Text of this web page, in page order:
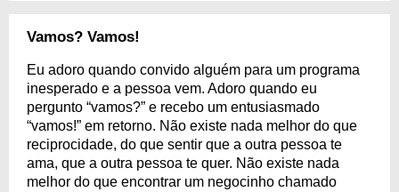
Vamos? Vamos!
Eu adoro quando convido alguém para um programa
inesperado e a pessoa vem. Adoro quando eu
pergunto “vamos?” e recebo um entusiasmado
“vamos!” em retorno. Não existe nada melhor do que
reciprocidade, do que sentir que a outra pessoa te
ama, que a outra pessoa te quer. Não existe nada
melhor do que encontrar um negocinho chamado